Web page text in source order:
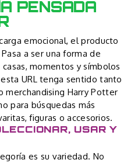
PENSADA
emocional, el producto
a ser una forma de
momentos y símbolos
URL tenga sentido tanto
merchandising Harry Potter
para búsquedas más
figuras o accesorios.
USAR Y
es su variedad. No